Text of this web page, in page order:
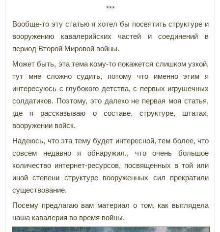
***
Вообще-то эту статью я хотел бы посвятить структуре и
вооружению кавалерийских частей и соединений в
период Второй Мировой войны.
Может быть, эта тема кому-то покажется слишком узкой,
тут мне сложно судить, потому что именно этим я
интересуюсь с глубокого детства, с первых игрушечных
солдатиков. Поэтому, это далеко не первая моя статья,
где я рассказываю о составе, структуре, штатах,
вооружении войск.
Надеюсь, что эта тему будет интересной, тем более, что
совсем недавно я обнаружил., что очень большое
количество интернет-ресурсов, посвященных в той или
иной степени структуре вооруженных сил прекратили
существование.
Посему предлагаю вам материал о том, как выглядела
наша кавалерия во время войны.